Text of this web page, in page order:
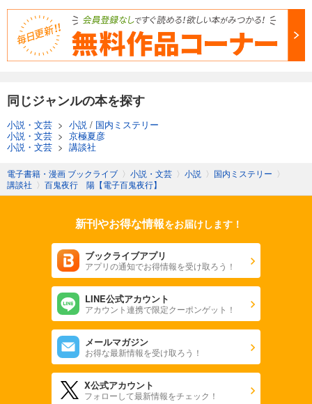
同じジャンルの本を探す
小説・文芸 > 小説 / 国内ミステリー
小説・文芸 > 京極夏彦
小説・文芸 > 講談社
電子書籍・漫画 ブックライブ 〉 小説・文芸 〉 小説 〉 国内ミステリー 〉
講談社 〉 百鬼夜行 陽【電子百鬼夜行】
新刊やお得な情報をお届けします！
ブックライブアプリ
アプリの通知でお得情報を受け取ろう！
LINE公式アカウント
アカウント連携で限定クーポンゲット！
メールマガジン
お得な最新情報を受け取ろう！
X公式アカウント
フォローして最新情報をチェック！